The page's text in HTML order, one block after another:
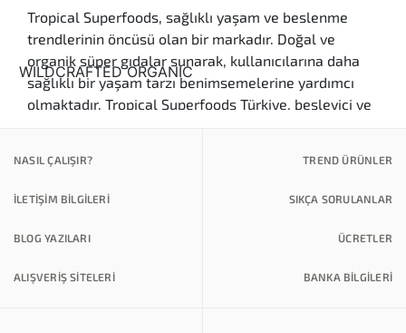
Tropical Superfoods, sağlıklı yaşam ve beslenme
trendlerinin öncüsü olan bir markadır. Doğal ve
organik süper gıdalar sunarak, kullanıcılarına daha
sağlıklı bir yaşam tarzı benimsemelerine yardımcı
olmaktadır. Tropical Superfoods Türkiye, besleyici ve
ürünlerinin kalitesine büyük önem verir. Her
bir ürün, doğal ve organik malzemelerden
Zengin Besin Değeri:
Markanın sunduğu
NASIL ÇALIŞIR? TREND ÜRÜNLER
İLETİŞİM BİLGİLERİ SIKÇA SORULANLAR
BLOG YAZILARI ÜCRETLER
ALIŞVERİŞ SİTELERİ BANKA BILGILERI